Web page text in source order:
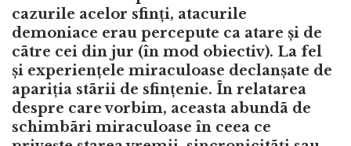
cazurile acelor sfinți, atacurile
demoniace erau percepute ca atare și de
cãtre cei din jur (în mod obiectiv). La fel
și experiențele miraculoase declanșate de
apariția stãrii de sfințenie. În relatarea
despre care vorbim, aceasta abundã de
schimbãri miraculoase în ceea ce